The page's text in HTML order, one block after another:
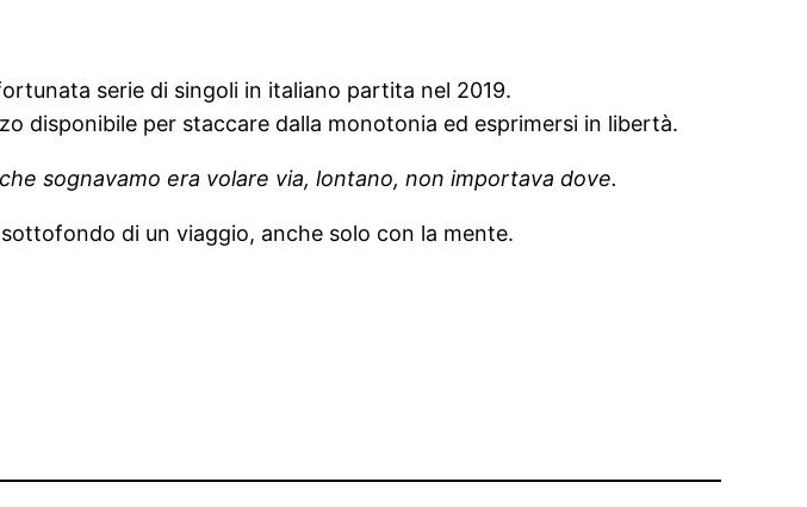
serie di singoli in italiano partita nel 2019.
disponibile per staccare dalla monotonia ed esprimersi in libertà.
sognavamo era volare via, lontano, non importava dove.
di un viaggio, anche solo con la mente.